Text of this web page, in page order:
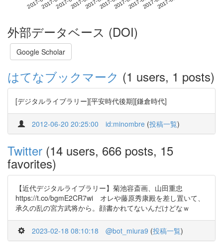
外部データベース (DOI)
Google Scholar
はてなブックマーク (1 users, 1 posts)
[デジタルライブラリー][平安時代後期][鎌倉時代]
2012-06-20 20:25:00 id:minombre (投稿一覧)
Twitter (14 users, 666 posts, 15
favorites)
【近代デジタルライブラリー】菊池容斎画、山田重忠
https://t.co/bgmE2CR7wi オレや藤原秀康殿を差し置いて、
承久の乱の宮方武将から。顔書かれてないんだけどなｗ
2023-02-18 08:10:18 @bot_miura9 (投稿一覧)